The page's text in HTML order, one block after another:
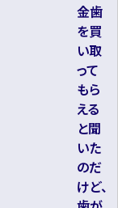
金歯
を買
い取
って
もら
える
と聞
いた
のだ
けど、